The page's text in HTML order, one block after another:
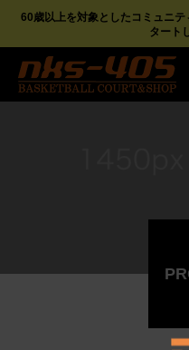
60歳以上を対象としたコミュニ
タート